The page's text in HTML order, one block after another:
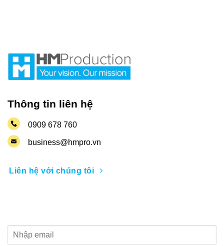
Thông tin liên hệ
0909 678 760
business@hmpro.vn
Liên hệ với chúng tôi